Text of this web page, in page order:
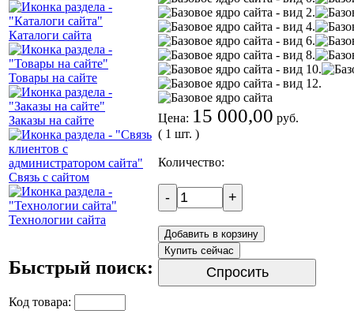
Каталоги сайта
Товары на сайте
Заказы на сайте
Связь с сайтом
Технологии сайта
Быстрый поиск:
Код товара:
Цена: 15 000,00 руб.
( 1 шт. )
Количество:
- +
Добавить в корзину
Купить сейчас
Спросить